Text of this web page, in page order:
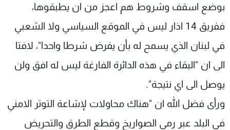
بوضع اسقف وشروط هم اعجز من ان يطبقوها،
ففريق 14 اذار ليس في الموقع السياسي ولا الشعبي
في لبنان الذي يسمح له بأن يفرض شرطا واحدا"، لافتا
الى ان "البقاء في هذه الدائرة الفارغة ليس له افق ولن
يوصل الى اي نتيجة".
ورأى فضل الله ان "هناك محاولات لإشاعة التوتر الامني
في البلد عبر رمي الصواريخ وقطع الطرق والتحريض